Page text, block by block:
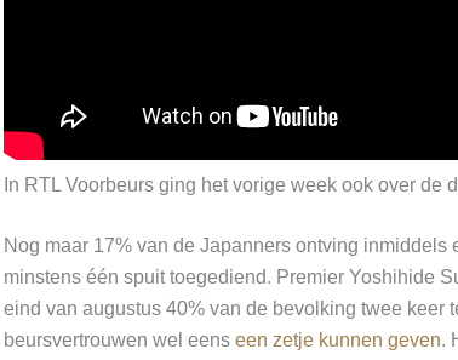
In RTL Voorbeurs ging het vorige week ook over de
Nog maar 17% van de Japanners ontving inmiddels
minstens één spuit toegediend. Premier Yoshihide
eind van augustus 40% van de bevolking twee keer
beursvertrouwen wel eens een zetje kunnen geven.